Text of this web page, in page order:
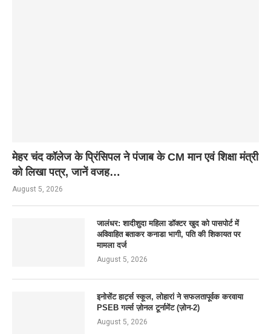
मेहर चंद कॉलेज के प्रिंसिपल ने पंजाब के CM मान एवं शिक्षा मंत्री
को लिखा पत्र, जानें वजह…
August 5, 2026
जालंधर: शादीशुदा महिला डॉक्टर खुद को पासपोर्ट में
अविवाहित बताकर कनाडा भागी, पति की शिकायत पर
मामला दर्ज
August 5, 2026
इनोसेंट हार्ट्स स्कूल, लोहारां ने सफलतापूर्वक करवाया
PSEB गर्ल्स ज़ोनल टूर्नामेंट (ज़ोन-2)
August 5, 2026